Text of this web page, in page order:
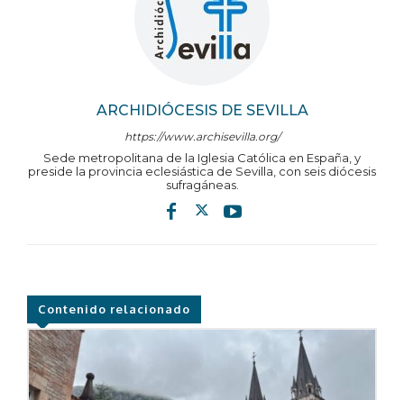
ARCHIDIÓCESIS DE SEVILLA
https://www.archisevilla.org/
Sede metropolitana de la Iglesia Católica en España, y
preside la provincia eclesiástica de Sevilla, con seis diócesis
sufragáneas.
Contenido relacionado